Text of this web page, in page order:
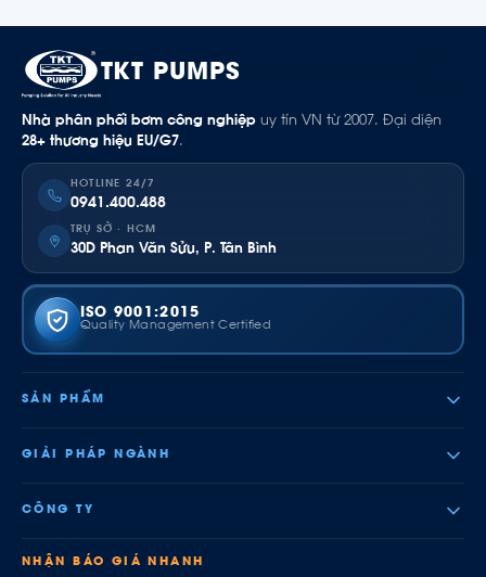
TKT PUMPS
Nhà phân phối bơm công nghiệp uy tín VN từ 2007. Đại diện
28+ thương hiệu EU/G7.
HOTLINE 24/7
0941.400.488
TRỤ SỞ · HCM
30D Phan Văn Sửu, P. Tân Bình
ISO 9001:2015
Quality Management Certified
SẢN PHẨM
GIẢI PHÁP NGÀNH
CÔNG TY
NHẬN BÁO GIÁ NHANH